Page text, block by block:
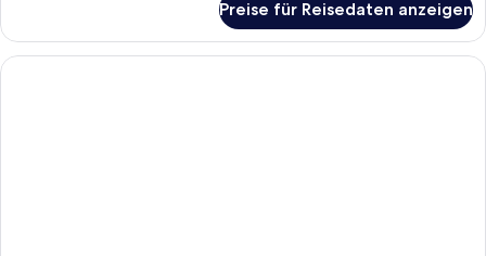
Preise für Reisedaten anzeigen